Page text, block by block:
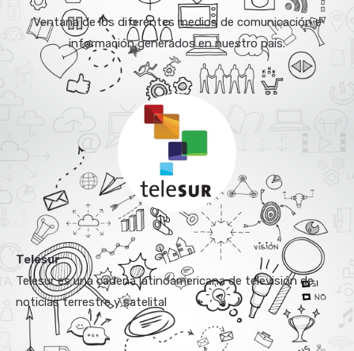
Ventana de los diferentes medios de comunicación e
información generados en nuestro país.
Telesur
Telesur es una cadena latinoamericana de televisión de
noticias terrestre y satelital